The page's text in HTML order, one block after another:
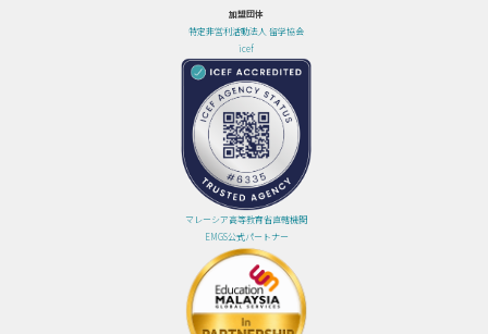
加盟団体
特定非営利活動法人 留学協会
icef
マレーシア高等教育省直轄機関
EMGS公式パートナー